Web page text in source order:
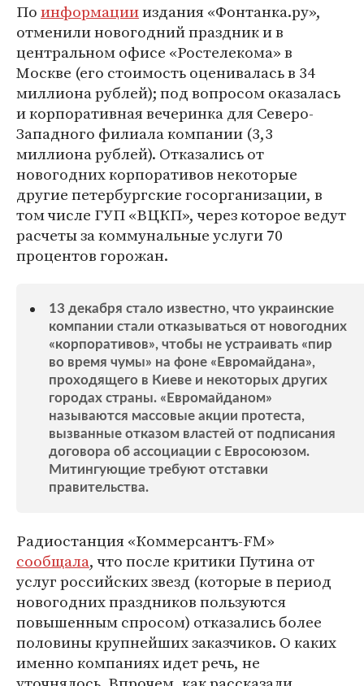
Поинформациииздания «Фонтанка.ру»,
отменили новогодний праздник и в
центральном офисе «Ростелекома» в
Москве (его стоимость оценивалась в 34
миллиона рублей); под вопросом оказалась
и корпоративная вечеринка для Северо-
Западного филиала компании (3,3
миллиона рублей). Отказались от
новогодних корпоративов некоторые
другие петербургские госорганизации, в
том числе ГУП «ВЦКП», через которое ведут
расчеты за коммунальные услуги 70
процентов горожан.
13 декабря стало известно, что украинские
компании стали отказываться от новогодних
«корпоративов», чтобы не устраивать «пир
во время чумы» на фоне «Евромайдана»,
проходящего в Киеве и некоторых других
городах страны. «Евромайданом»
называются массовые акции протеста,
вызванные отказом властей от подписания
договора об ассоциации с Евросоюзом.
Митингующие требуют отставки
правительства.
Радиостанция «Коммерсантъ-FM»
сообщала, что после критики Путина от
услуг российских звезд (которые в период
новогодних праздников пользуются
повышенным спросом) отказались более
половины крупнейших заказчиков. О каких
именно компаниях идет речь, не